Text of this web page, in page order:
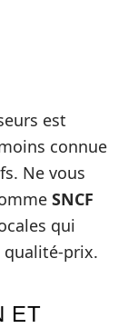
est
connue
Ne vous
SNCF
qui
prix.
ET